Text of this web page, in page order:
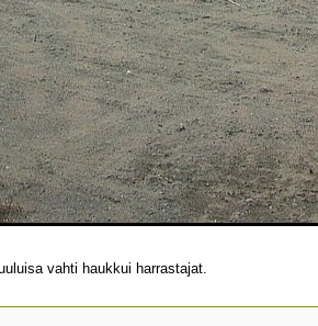
vahti haukkui harrastajat.